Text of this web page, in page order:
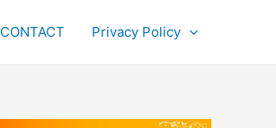
CONTACT Privacy Policy